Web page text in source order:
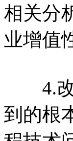
相关分
业增值
4.改
到的根